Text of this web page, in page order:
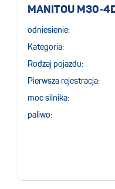
MANITOU M30-
odniesienie:
Kategoria:
Rodzaj pojazdu:
Pierwsza rejestracja:
moc silnika:
paliwo: